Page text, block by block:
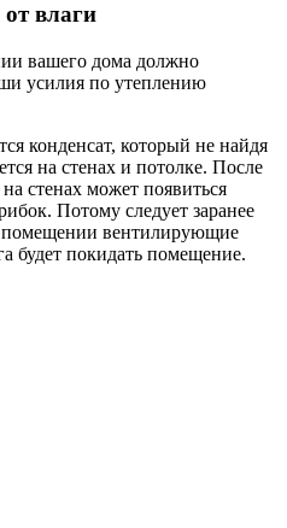
влаги
вашего дома должно
усилия по утеплению
конденсат, который не найдя
на стенах и потолке. После
стенах может появиться
Потому следует заранее
помещении вентилирующие
будет покидать помещение.